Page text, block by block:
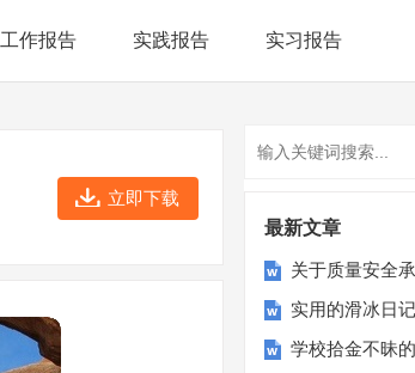
工作报告 实践报告 实习报告
立即下载
最新文章
关于质量安全
书锦集七篇
实用的滑冰日
学校拾金不昧